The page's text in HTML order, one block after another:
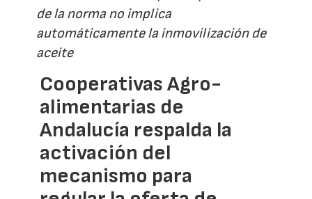
de la norma no implica
automáticamente la inmovilización de
aceite
Cooperativas Agro-
alimentarias de
Andalucía respalda la
activación del
mecanismo para